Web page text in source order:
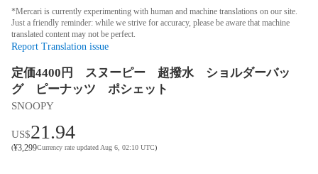
*Mercari is currently experimenting with human and machine translations on our site.
Just a friendly reminder: while we strive for accuracy, please be aware that machine
translated content may not be perfect.
Report Translation issue
定価4400円 スヌーピー 超撥水 ショルダーバッ
グ ピーナッツ ポシェット
SNOOPY
US$21.94
(¥3,299Currency rate updated Aug 6, 02:10 UTC)